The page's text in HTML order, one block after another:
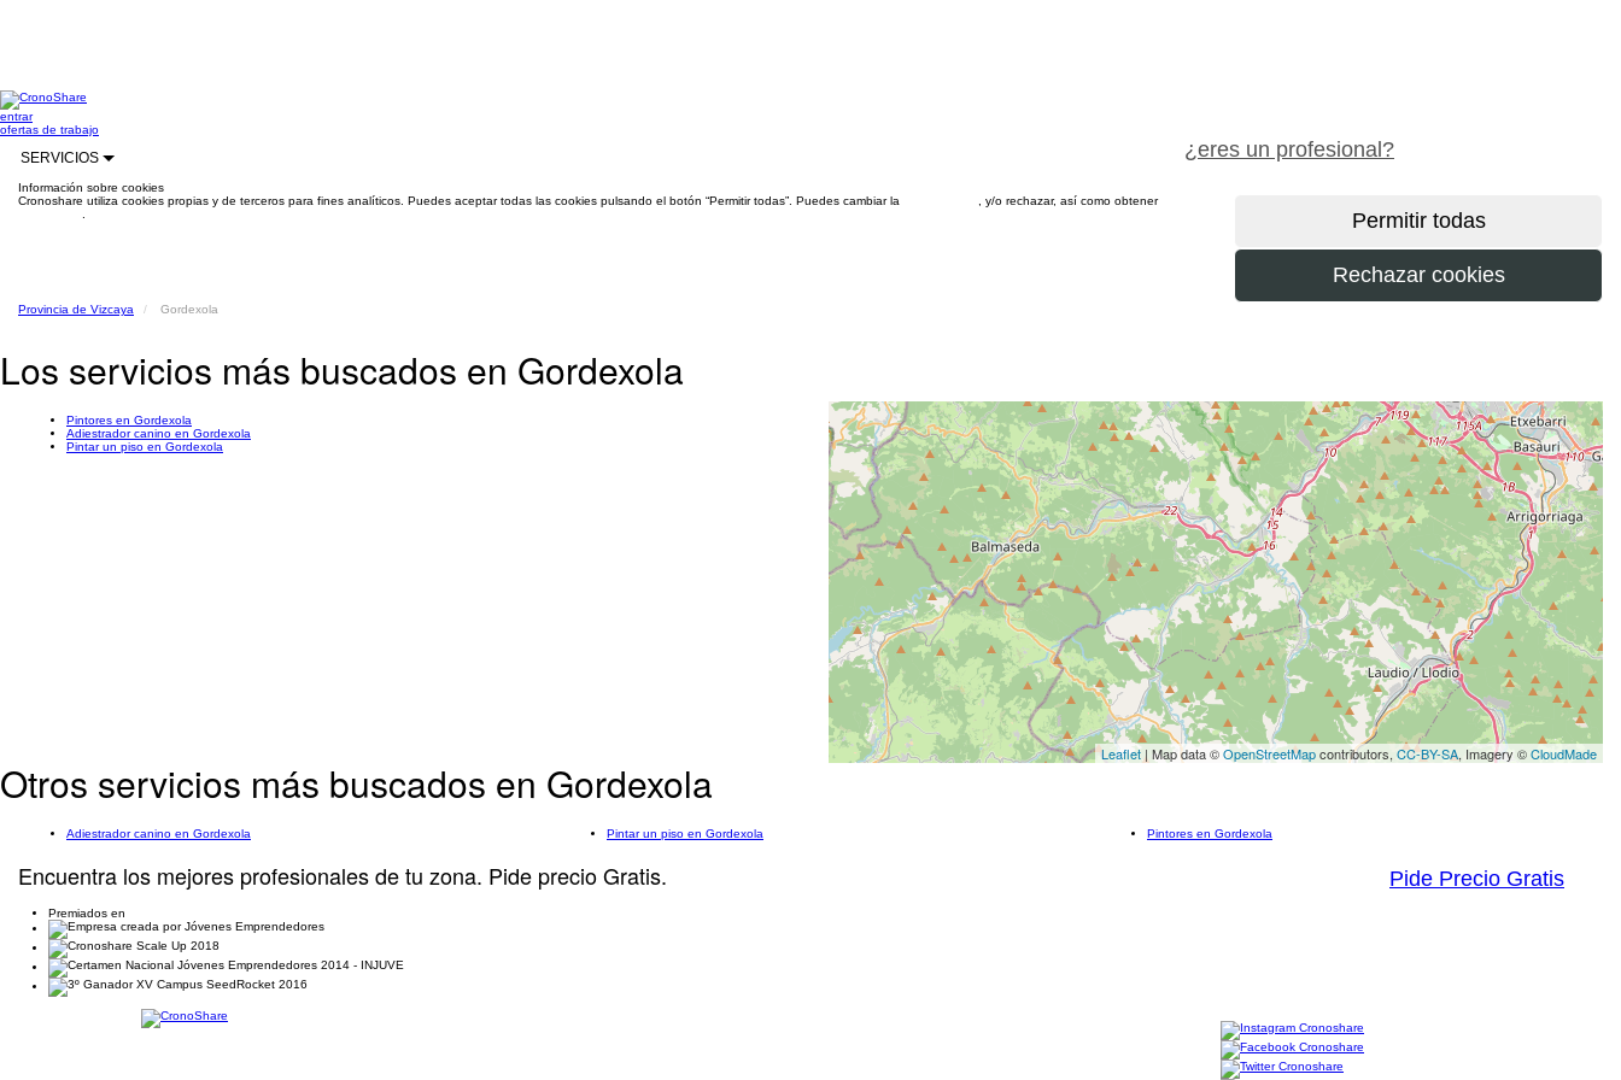
entrar
¿eres un profesional?
ofertas de trabajo
SERVICIOS
Información sobre cookies
Cronoshare utiliza cookies propias y de terceros para fines analíticos. Puedes aceptar todas las cookies pulsando el botón “Permitir todas”. Puedes cambiar la
, y/o rechazar, así como obtener
Provincia de Vizcaya Gordexola
Los servicios más buscados en Gordexola
Pintores en Gordexola
Adiestrador canino en Gordexola
Pintar un piso en Gordexola
Leaflet | Map data ©OpenStreetMapcontributors, CC-BY-SA, Imagery ©CloudMade
Otros servicios más buscados en Gordexola
Adiestrador canino en Gordexola Pintar un piso en Gordexola Pintores en Gordexola
Encuentra los mejores profesionales de tu zona. Pide precio Gratis. Pide Precio Gratis
Premiados en